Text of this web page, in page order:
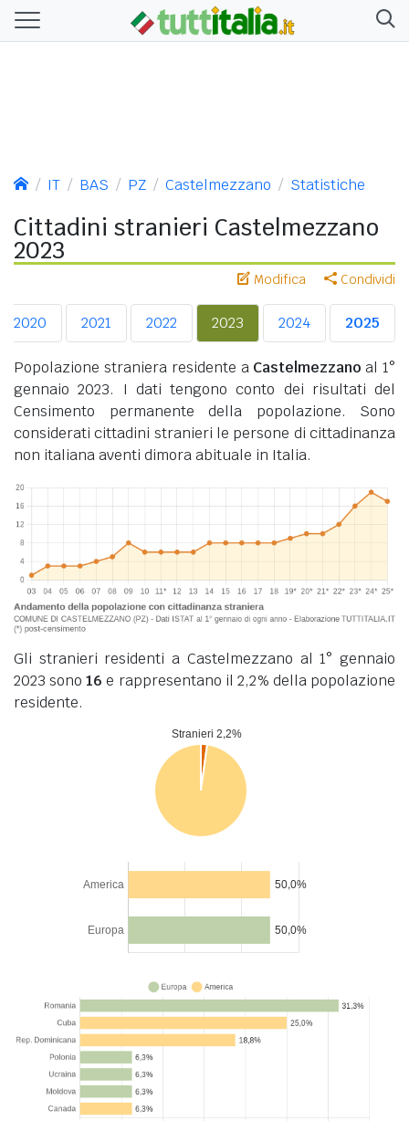
IT BAS PZ Castelmezzano Statistiche
Cittadini stranieri Castelmezzano
2023
Modifica Condividi
2020 2021 2022 2023 2024 2025
Popolazione straniera residente a Castelmezzano al 1°
gennaio 2023. I dati tengono conto dei risultati del
Censimento permanente della popolazione. Sono
considerati cittadini stranieri le persone di cittadinanza
non italiana aventi dimora abituale in Italia.
Gli stranieri residenti a Castelmezzano al 1° gennaio
2023 sono16 e rappresentano il 2,2% della popolazione
residente.